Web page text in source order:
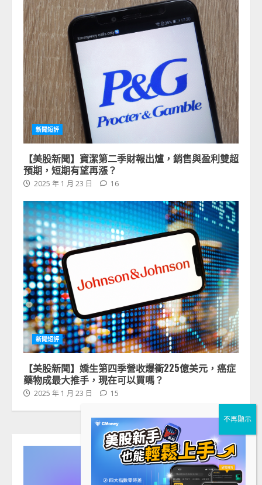
新聞短評
【美股新聞】寶潔第二季財報出爐，銷售與盈利雙超
預期，短期有望再漲？
2025 年 1 月 23 日 16
新聞短評
【美股新聞】嬌生第四季營收爆衝225億美元，癌症
藥物成最大推手，現在可以買嗎？
2025 年 1 月 23 日 15